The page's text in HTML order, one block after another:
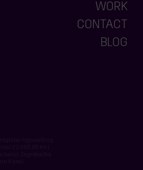
WORK
CONTACT
BLOG